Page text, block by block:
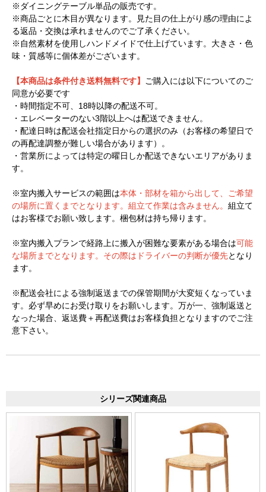
※ダイニングテーブル単品の販売です。
※商品ごとに木目が異なります。見た目の仕上がり感の理由によ
る返品・交換は承れませんのでご了承ください。
※自然素材を使用しハンドメイドで仕上げています。大きさ・色
味・質感等に個体差がございます。
【本商品は条件付き送料無料です】
ご購入には以下についてのご
同意が必要です
・時間指定不可、18時以降の配送不可。
・エレベーターのない3階以上へは配送できません。
・配達日時は配送会社指定日からの選択のみ（お客様の希望日で
の再配達調整が難しい場合があります）。
・営業所によっては特定の曜日しか配送できないエリアがありま
す。
※室内搬入サービスの範囲は本体・部材を箱から出して、ご希望
の場所に置くまでとなります。組立て作業は含みません。 組立て
はお客様でお願い致します。梱包材は持ち帰ります。
※室内搬入プランで経路上に搬入が困難な要素がある場合は可能
な場所までとなります。その際はドライバーの判断が優先となり
ます。
※配送会社による強制返送までの保管期間が大変短くなっていま
す。必ず早めにお受け取りをお願いします。万が一、強制返送と
なった場合、返送費＋再配送費はお客様負担となりますのでご注
意下さい。
シリーズ関連商品